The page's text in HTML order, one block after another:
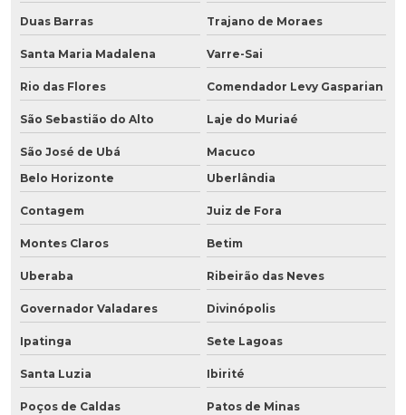
Duas Barras Trajano de Moraes
Santa Maria Madalena Varre-Sai
Rio das Flores Comendador Levy Gasparian
São Sebastião do Alto Laje do Muriaé
São José de Ubá
Macuco
Belo Horizonte
Uberlândia
Contagem Juiz de Fora
Montes Claros Betim
Uberaba Ribeirão das Neves
Governador Valadares Divinópolis
Ipatinga Sete Lagoas
Santa Luzia Ibirité
Poços de Caldas Patos de Minas